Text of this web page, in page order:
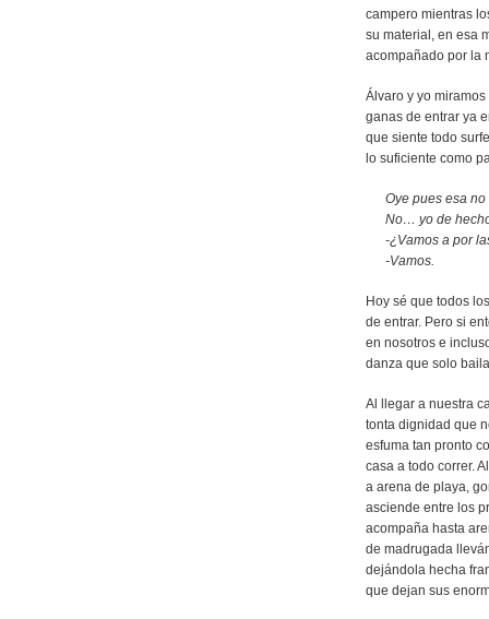
campero mientras
su material, en esa
acompañado por la
Álvaro y yo
ganas de entrar ya
que siente todo
lo suficiente como
Oye pues esa
No… yo de
-¿Vamos a por
-Vamos.
Hoy sé que todos
de entrar. Pero si
en nosotros e
danza que solo
Al llegar a nuestra
tonta dignidad que
esfuma tan pronto
casa a todo correr.
a arena de playa,
asciende entre los
acompaña hasta
de madrugada
dejándola hecha
que dejan sus